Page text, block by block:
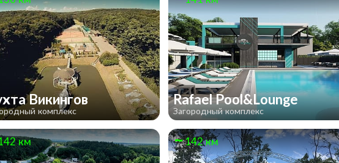
Викингов
комплекс
Rafael Pool&Lounge
Загородный комплекс
км 142 км